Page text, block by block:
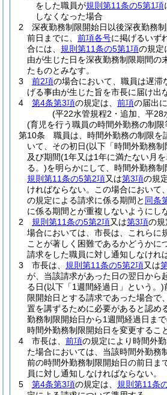
をした職員が規則第11条の5第1項
しなくなった場合
2
深夜勤務制限開始日以後深夜勤務
前日までに、 前項各号に掲げるいず
合には、 規則第11条の5第1項の規定
由が生じた日を深夜勤務制限期間の
たものとみなす。
3
前2項の場合において、職員は遅滞
げる事由が生じた旨を市長に届け出
4
第4条第3項の規定は、 前項の届出
(平22水管規程2・追加、平28
(育児を行う職員の時間外勤務の制限
第10条
職員は、時間外勤務の制限を
いて、その初日(以下「時間外勤務
及び期間(1年又は1年に満たない月
る。)を明らかにして、時間外勤務
規則第11条の5第2項又は第3項の規
ければならない。
この場合において、
の規定による請求に係る期間と 同条
に係る期間とが重複しないようにし
2
規則第11条の5第2項又は第3項の規
場合においては、市長は、これらに
ことが著しく困難であるかどうかに
請求をした職員に対し通知しなけれ
3
市長は、 規則第11条の5第2項又は
が、当該請求があった日の翌日から
る日(以下「1週間経過日」という。)
限開始日とする請求であった場合で
置を講ずるために必要があると認め
勤務制限開始日から1週間経過日ま
時間外勤務制限開始日を変更するこ
4
市長は、 前項の規定により時間外
た場合においては、当該時間外勤務
前の時間外勤務制限開始日の前日ま
員に対し通知しなければならない。
5
第4条第3項の規定は、 規則第11条